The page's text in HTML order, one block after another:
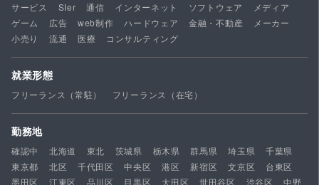
サービス SIer 通信 インターネット ソフトウェア
メディア
ゲーム
広告 web制作 ハードウェア 金融・不動産
メーカー
小売り
流通 医療 コンサルティング
就業形態
フリーランス（常駐） フリーランス（在宅）
勤務地
確認中 北海道 東北 茨城県 栃木県 群馬県 埼玉県
千葉県
東京都
北区 千代田区 中央区 港区 新宿区 文京区
台東区
墨田区
江東区 品川区 目黒区 大田区 世田谷区 渋谷区
中野